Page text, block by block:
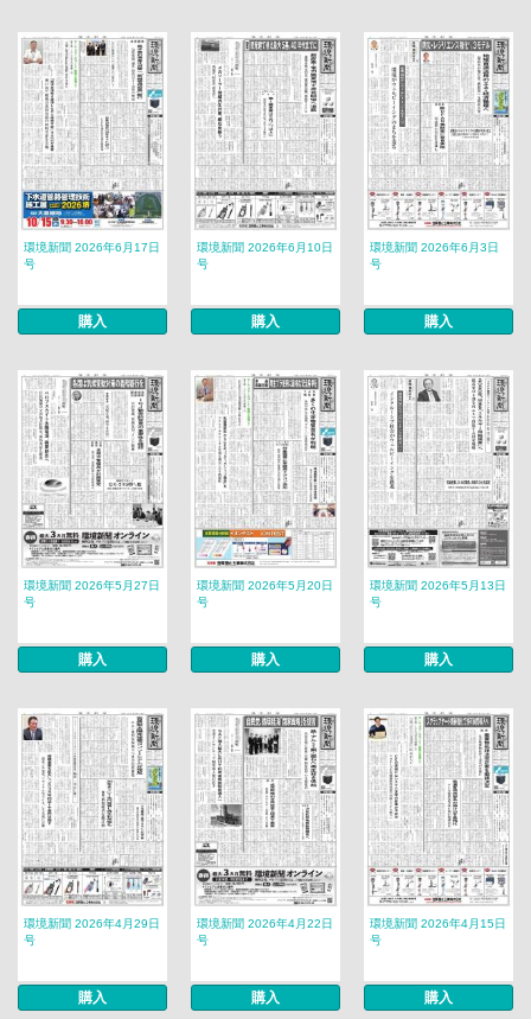
環境新聞 2026年6月17日
号
購入
環境新聞 2026年6月10日
号
購入
環境新聞 2026年6月3日
号
購入
環境新聞 2026年5月27日
号
購入
環境新聞 2026年5月20日
号
購入
環境新聞 2026年5月13日
号
購入
環境新聞 2026年4月29日
号
購入
環境新聞 2026年4月22日
号
購入
環境新聞 2026年4月15日
号
購入